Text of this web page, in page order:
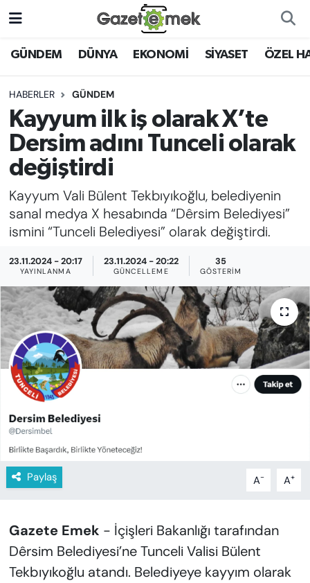
GÜNDEM DÜNYA EKONOMİ SİYASET ÖZEL
HABERLER GÜNDEM
Kayyum ilk iş olarak X’te
Dersim adını Tunceli olarak
değiştirdi
Kayyum Vali Bülent Tekbıyıkoğlu, belediyenin
sanal medya X hesabında “Dêrsim Belediyesi”
ismini “Tunceli Belediyesi” olarak değiştirdi.
23.11.2024 - 20:17
YAYINLANMA
23.11.2024 - 20:22
GÜNCELLEME
35
GÖSTERIM
Paylaş A- A+
Gazete Emek - İçişleri Bakanlığı tarafından
Dêrsim Belediyesi’ne Tunceli Valisi Bülent
Tekbıyıkoğlu atandı. Belediyeye kayyım olarak
DÜNYA
EKONOMİ
EMEK HABERLERİ
YENİ MEDYADA EMEK
GAZETECİLİĞİNİ GELİŞTİRMEK
FAYDALI BİLGİLER
KADIN
SAĞLIK
SPOR
KÜLTÜR-SANAT
MAGAZİN
YAZAR KÖŞESİ
SİYASET
Nöbetçi Eczaneler
Hava Durumu
İstanbul Namaz Vakitleri
Trafik Durumu
Süper Lig Puan Durumu ve Fikstür
Tüm Manşetler
Son Dakika Haberleri
Haber Arşivi